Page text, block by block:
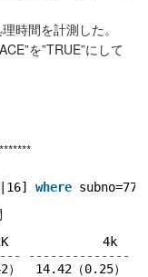
時間を計測した。
を”TRUE”にして
where subno=77;
4k
--------------
）  14.42（0.25）